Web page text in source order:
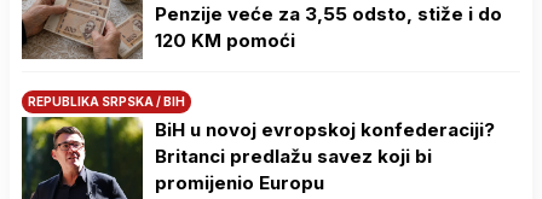
Penzije veće za 3,55 odsto, stiže i do
120 KM pomoći
REPUBLIKA SRPSKA / BIH
BiH u novoj evropskoj konfederaciji?
Britanci predlažu savez koji bi
promijenio Europu